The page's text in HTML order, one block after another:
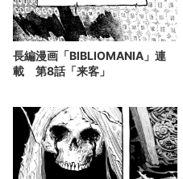
長編漫画「BIBLIOMANIA」連
載 第8話「来客」